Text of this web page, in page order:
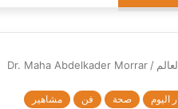
/
Dr. Maha Abdelkader Morrar
اليوم صحة فن مشاهير